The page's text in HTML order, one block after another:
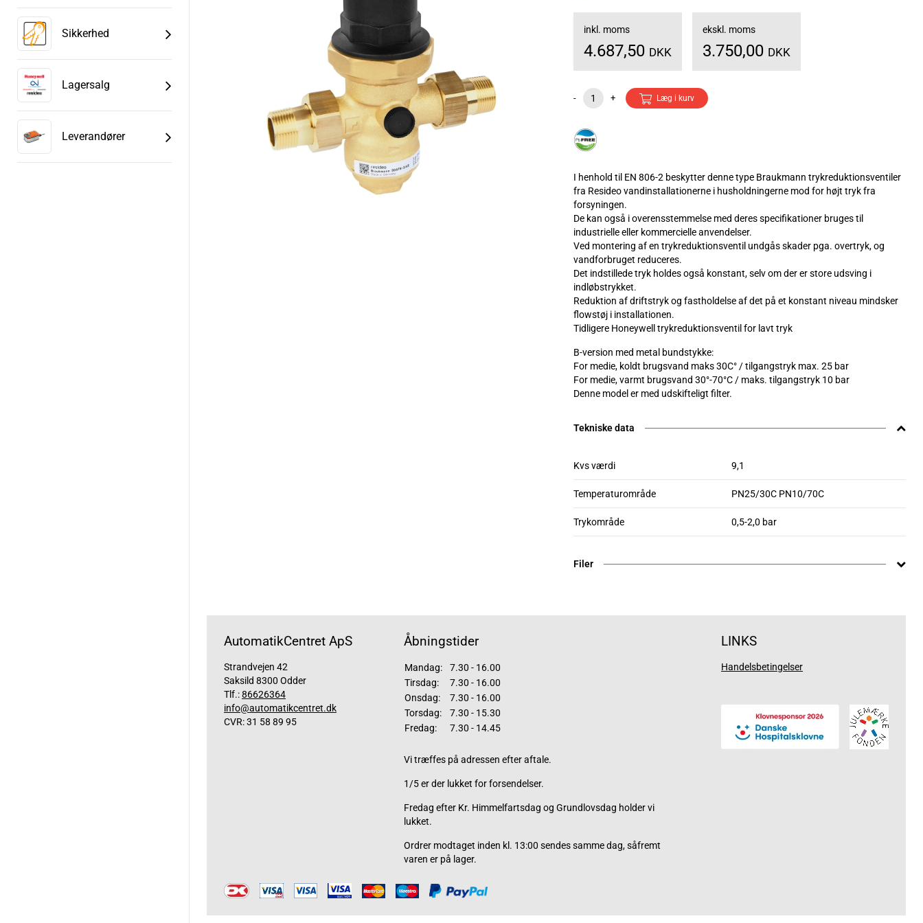
Sikkerhed
Lagersalg
Leverandører
inkl. moms
4.687,50 DKK
ekskl. moms
3.750,00 DKK
- + Læg i kurv
I henhold til EN 806-2 beskytter denne type Braukmann trykreduktionsventiler
fra Resideo vandinstallationerne i husholdningerne mod for højt tryk fra
forsyningen.
De kan også i overensstemmelse med deres specifikationer bruges til
industrielle eller kommercielle anvendelser.
Ved montering af en trykreduktionsventil undgås skader pga. overtryk, og
vandforbruget reduceres.
Det indstillede tryk holdes også konstant, selv om der er store udsving i
indløbstrykket.
Reduktion af driftstryk og fastholdelse af det på et konstant niveau mindsker
flowstøj i installationen.
Tidligere Honeywell trykreduktionsventil for lavt tryk
B-version med metal bundstykke:
For medie, koldt brugsvand maks 30C° / tilgangstryk max. 25 bar
For medie, varmt brugsvand 30°-70°C / maks. tilgangstryk 10 bar
Denne model er med udskifteligt filter.
Tekniske data
Kvs værdi 9,1
Temperaturområde PN25/30C PN10/70C
Trykområde 0,5-2,0 bar
Filer
AutomatikCentret ApS
Strandvejen 42
Saksild 8300 Odder
Tlf.:86626364
info@automatikcentret.dk
CVR: 31 58 89 95
Åbningstider
Mandag:
7.30 - 16.00
Tirsdag:
7.30 - 16.00
Onsdag:
7.30 - 16.00
Torsdag:
7.30 - 15.30
Fredag:
7.30 - 14.45
Vi træffes på adressen efter aftale.
1/5 er der lukket for forsendelser.
Fredag efter Kr. Himmelfartsdag og Grundlovsdag holder vi
lukket.
Ordrer modtaget inden kl. 13:00 sendes samme dag, såfremt
varen er på lager.
LINKS
Handelsbetingelser